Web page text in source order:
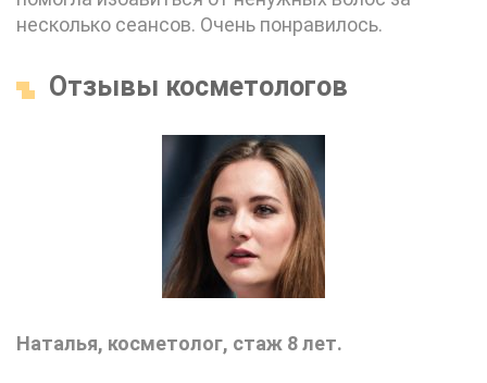
несколько сеансов. Очень понравилось.
Отзывы косметологов
Наталья, косметолог, стаж 8 лет.